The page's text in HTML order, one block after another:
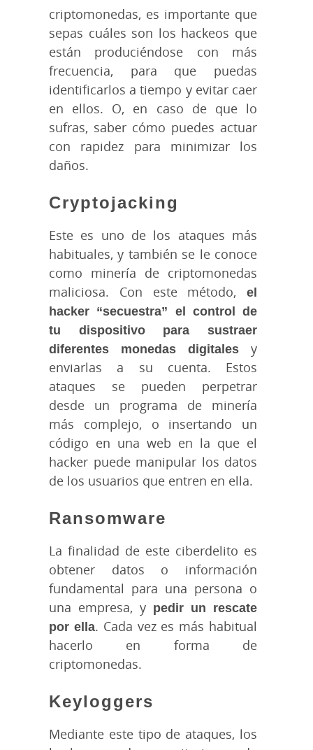
criptomonedas, es importante que
sepas cuáles son los hackeos que
están produciéndose con más
frecuencia, para que puedas
identificarlos a tiempo y evitar caer
en ellos. O, en caso de que lo
sufras, saber cómo puedes actuar
con rapidez para minimizar los
daños.
Cryptojacking
Este es uno de los ataques más
habituales, y también se le conoce
como minería de criptomonedas
maliciosa. Con este método, el
hacker “secuestra” el control de
tu dispositivo para sustraer
diferentes monedas digitales y
enviarlas a su cuenta. Estos
ataques se pueden perpetrar
desde un programa de minería
más complejo, o insertando un
código en una web en la que el
hacker puede manipular los datos
de los usuarios que entren en ella.
Ransomware
La finalidad de este ciberdelito es
obtener datos o información
fundamental para una persona o
una empresa, y pedir un rescate
por ella. Cada vez es más habitual
hacerlo en forma de
criptomonedas.
Keyloggers
Mediante este tipo de ataques, los